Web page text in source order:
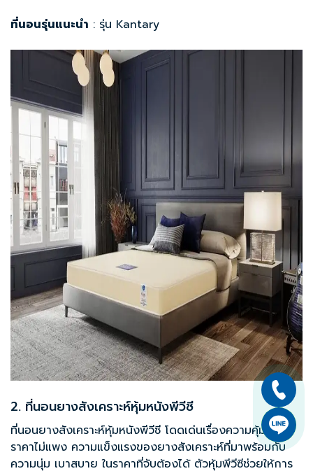
ที่นอนรุ่นแนะนำ : รุ่น Kantary
2. ที่นอนยางสังเคราะห์หุ้มหนังพีวีซี
ที่นอนยางสังเคราะห์หุ้มหนังพีวีซี โดดเด่นเรื่องความคุ้มค่า
ราคาไม่แพง ความแข็งแรงของยางสังเคราะห์ที่มาพร้อมกับ
ความนุ่ม เบาสบาย ในราคาที่จับต้องได้ ตัวหุ้มพีวีซีช่วยให้การ